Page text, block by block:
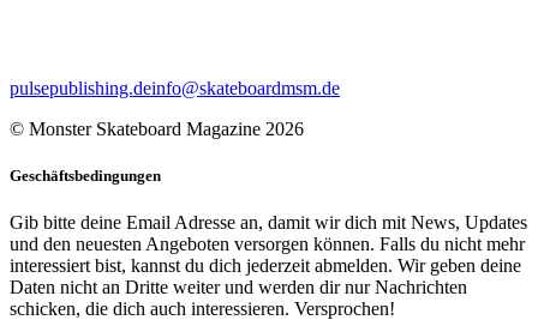
pulsepublishing.deinfo@skateboardmsm.de
© Monster Skateboard Magazine 2026
Geschäftsbedingungen
Gib bitte deine Email Adresse an, damit wir dich mit News, Updates
und den neuesten Angeboten versorgen können. Falls du nicht mehr
interessiert bist, kannst du dich jederzeit abmelden. Wir geben deine
Daten nicht an Dritte weiter und werden dir nur Nachrichten
schicken, die dich auch interessieren. Versprochen!